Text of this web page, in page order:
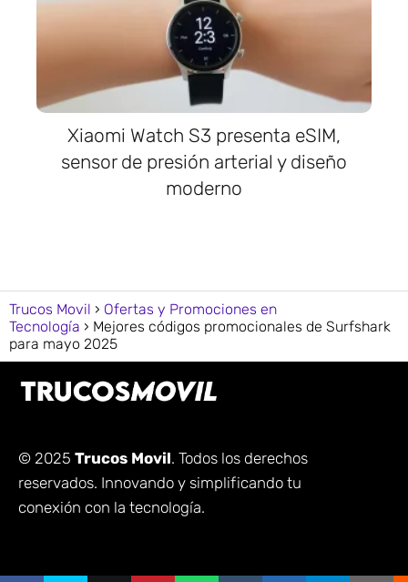
Xiaomi Watch S3 presenta eSIM,
sensor de presión arterial y diseño
moderno
Trucos Movil
Ofertas y Promociones en
Tecnología
Mejores códigos promocionales de Surfshark
para mayo 2025
© 2025 Trucos Movil. Todos los derechos
reservados. Innovando y simplificando tu
conexión con la tecnología.